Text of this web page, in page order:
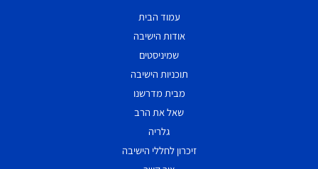
עמוד הבית
אודות הישיבה
שמיניסטים
תוכניות הישיבה
מבית מדרשנו
שאל את הרב
גלריה
זיכרון לחללי הישיבה